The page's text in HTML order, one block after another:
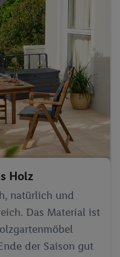
Holz
natürlich und
Das Material ist
der Saison gut